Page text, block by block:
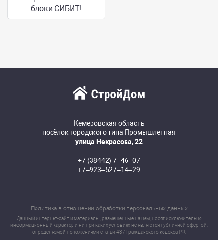
блоки СИБИТ!
Кемеровская область
посёлок городского типа Промышленная
улица Некрасова, 22
+7 (38442) 7‒46‒07
+7‒923‒527‒14‒29
Политика в отношении обработки персональных данных
Данный интернет-сайт и материалы, размещенные на нем, носят исключительно
информационный характер и ни при каких условиях не являются публичной офертой,
определяемой положениями статьи 437 Гражданского кодекса РФ.